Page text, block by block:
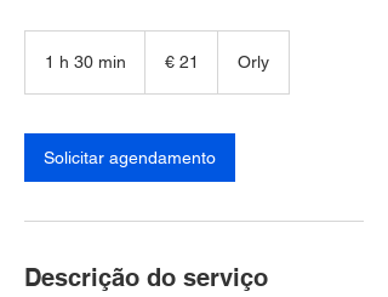
1 h 30 min
m
i
€ 21 Orly
Solicitar agendamento
Descrição do serviço